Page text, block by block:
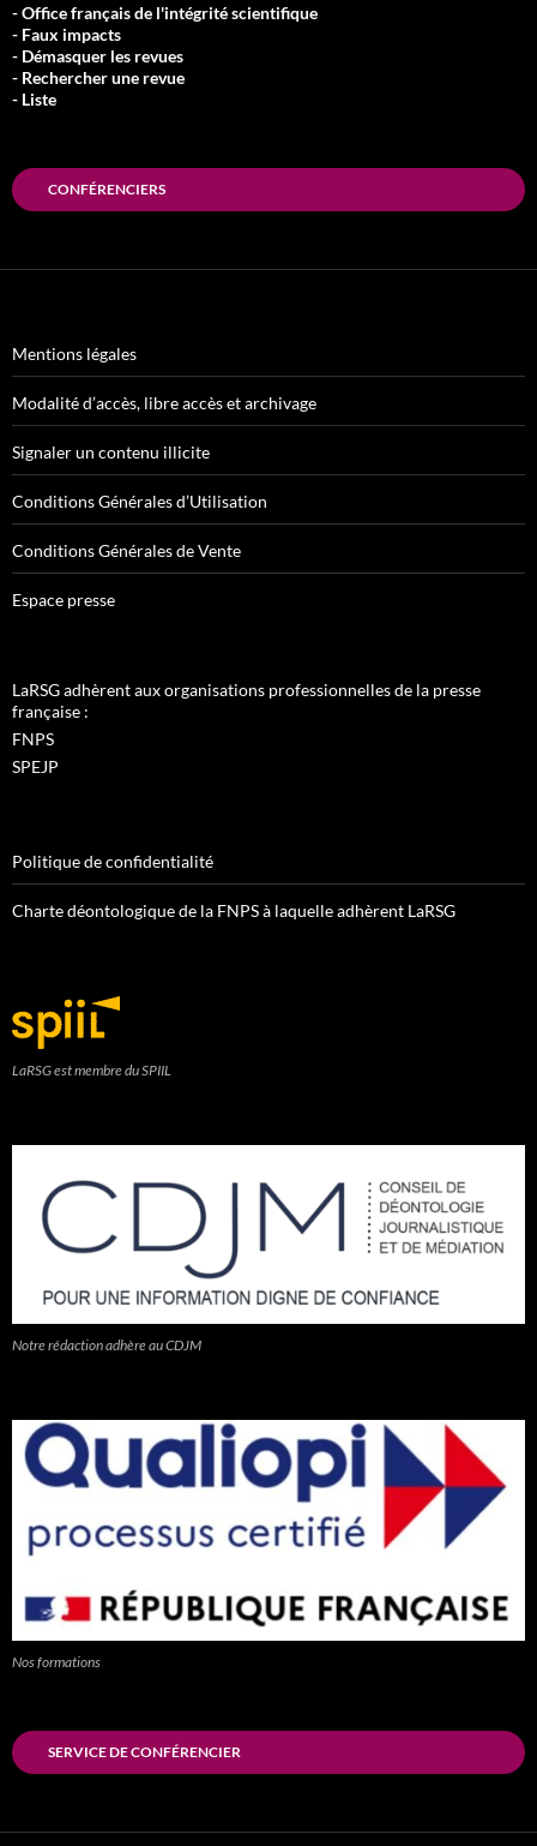
- Office français de l'intégrité scientifique
- Faux impacts
- Démasquer les revues
- Rechercher une revue
- Liste
CONFÉRENCIERS
Mentions légales
Modalité d’accès, libre accès et archivage
Signaler un contenu illicite
Conditions Générales d’Utilisation
Conditions Générales de Vente
Espace presse
LaRSG adhèrent aux organisations professionnelles de la presse
française :
FNPS
SPEJP
Politique de confidentialité
Charte déontologique de la FNPS à laquelle adhèrent LaRSG
LaRSG est membre du SPIIL
Notre rédaction adhère au CDJM
Nos formations
SERVICE DE CONFÉRENCIER